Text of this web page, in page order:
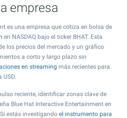
empresa
es una empresa que cotiza en bolsa de
en NASDAQ bajo el ticker BHAT. Esta
los precios del mercado y un gráfico
a corto y largo plazo sin
en streaming más recientes para
USD.
reciente, identificar zonas clave de
Blue Hat Interactive Entertainment en
estás investigando el instrumento para